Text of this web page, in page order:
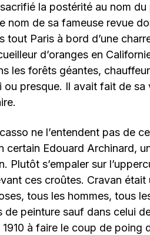
la postérité au nom
nom de sa fameuse revue
tout Paris à bord d’une
d’oranges en
les forêts géantes,
presque. Il avait fait de sa
ne l’entendent pas de
certain Edouard Archinard,
Plutôt s’empaler sur
ces croûtes. Cravan
tous les hommes, tous
de peinture sauf dans celui
à faire le coup de poing